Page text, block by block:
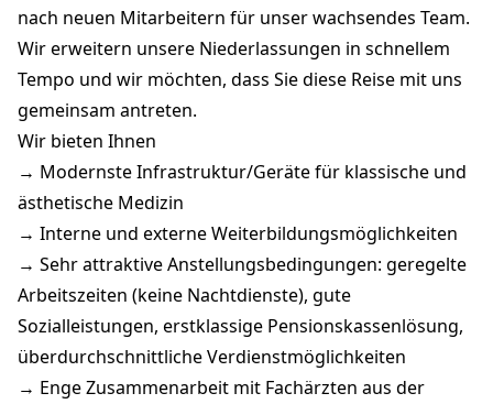
nach neuen Mitarbeitern für unser wachsendes Team.
Wir erweitern unsere Niederlassungen in schnellem
Tempo und wir möchten, dass Sie diese Reise mit uns
gemeinsam antreten.
Wir bieten Ihnen
→ Modernste Infrastruktur/Geräte für klassische und
ästhetische Medizin
→ Interne und externe Weiterbildungsmöglichkeiten
→ Sehr attraktive Anstellungsbedingungen: geregelte
Arbeitszeiten (keine Nachtdienste), gute
Sozialleistungen, erstklassige Pensionskassenlösung,
überdurchschnittliche Verdienstmöglichkeiten
→ Enge Zusammenarbeit mit Fachärzten aus der